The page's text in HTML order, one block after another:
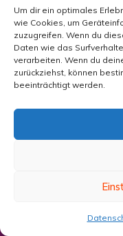
Um dir ein optimales
wie Cookies, um
zuzugreifen. Wenn du
Daten wie das
verarbeiten. Wenn du
zurückziehst, können
beeinträchtigt werden.